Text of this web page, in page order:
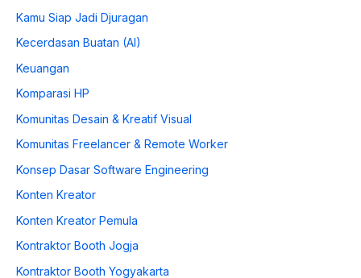
Kamu Siap Jadi Djuragan
Kecerdasan Buatan (AI)
Keuangan
Komparasi HP
Komunitas Desain & Kreatif Visual
Komunitas Freelancer & Remote Worker
Konsep Dasar Software Engineering
Konten Kreator
Konten Kreator Pemula
Kontraktor Booth Jogja
Kontraktor Booth Yogyakarta